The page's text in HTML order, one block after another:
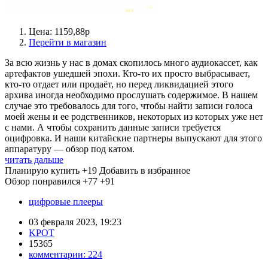
Цена: 1159,88р
Перейти в магазин
За всю жизнь у нас в домах скопилось много аудиокассет, как
артефактов ушедшей эпохи. Кто-то их просто выбрасывает,
кто-то отдает или продаёт, но перед ликвидацией этого
архива иногда необходимо прослушать содержимое. В нашем
случае это требовалось для того, чтобы найти записи голоса
моей жены и ее родственников, некоторых из которых уже нет
с нами. А чтобы сохранить данные записи требуется
оцифровка. И наши китайские партнеры выпускают для этого
аппаратуру — обзор под катом.
читать дальше
Планирую купить +19 Добавить в избранное
Обзор понравился +77 +91
цифровые плееры
03 февраля 2023, 19:23
KPOT
15365
комментарии: 224